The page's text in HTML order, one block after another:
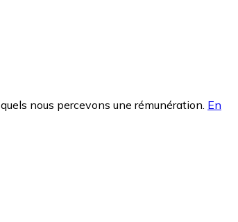
nous percevons une rémunération. En